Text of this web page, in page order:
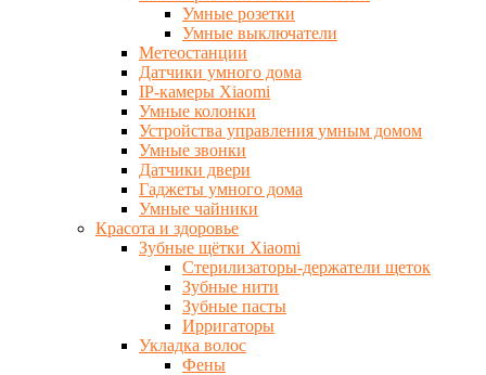
Умные розетки
Умные выключатели
Метеостанции
Датчики умного дома
IP-камеры Xiaomi
Умные колонки
Устройства управления умным домом
Умные звонки
Датчики двери
Гаджеты умного дома
Умные чайники
Красота и здоровье
Зубные щётки Xiaomi
Стерилизаторы-держатели щеток
Зубные нити
Зубные пасты
Ирригаторы
Укладка волос
Фены